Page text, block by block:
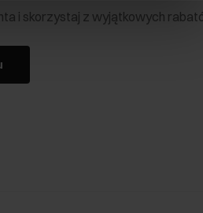
i skorzystaj z wyjątkowych